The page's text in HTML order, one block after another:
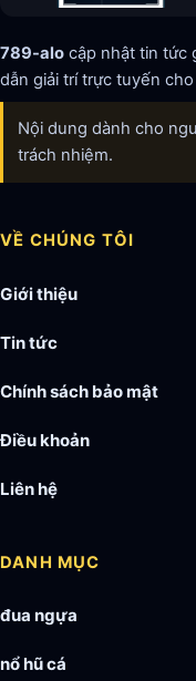
789-alo cập nhật tin tức
dẫn giải trí trực tuyến
Nội dung dành cho
trách nhiệm.
VỀ CHÚNG TÔI
Giới thiệu
Tin tức
Chính sách bảo mật
Điều khoản
Liên hệ
DANH MỤC
đua ngựa
nổ hũ cá